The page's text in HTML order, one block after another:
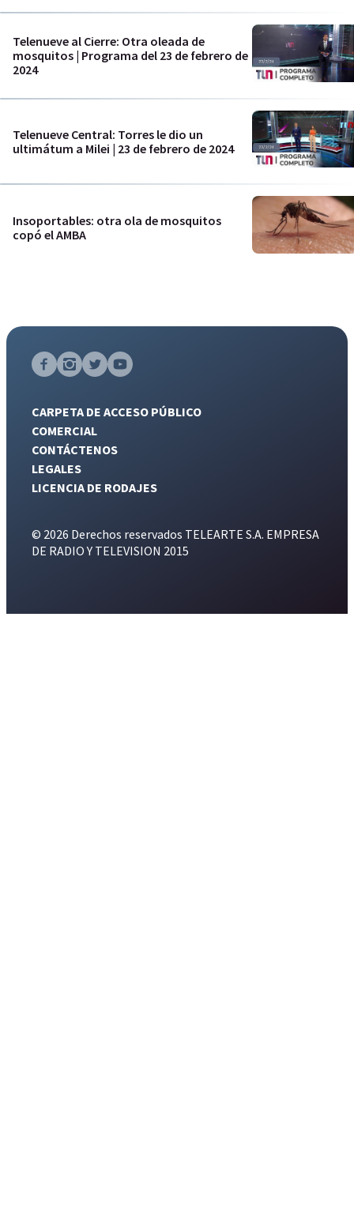
Telenueve al Cierre: Otra oleada de
mosquitos | Programa del 23 de febrero de
2024
Telenueve Central: Torres le dio un
ultimátum a Milei | 23 de febrero de 2024
Insoportables: otra ola de mosquitos
copó el AMBA
CARPETA DE ACCESO PÚBLICO
COMERCIAL
CONTÁCTENOS
LEGALES
LICENCIA DE RODAJES
© 2026 Derechos reservados TELEARTE S.A. EMPRESA
DE RADIO Y TELEVISION 2015